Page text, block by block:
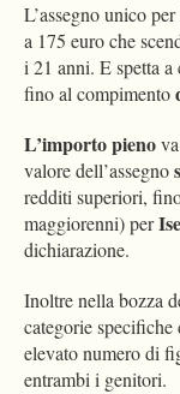
L’assegno unico
a 175 euro che
i 21 anni. E spetta
fino al compimento
L’importo pieno
valore dell’assegno
redditi superiori,
maggiorenni) per
dichiarazione.
Inoltre nella bozza
categorie
elevato numero di
entrambi i genitori.